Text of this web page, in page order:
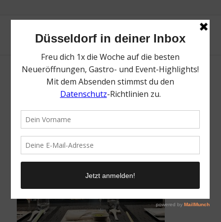
Costa Kreuzfahrten | Magazin | Mr.